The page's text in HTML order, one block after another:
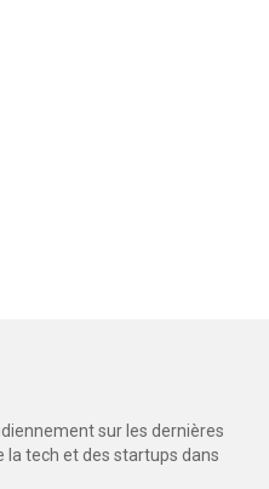
sur les dernières
la tech et des startups dans